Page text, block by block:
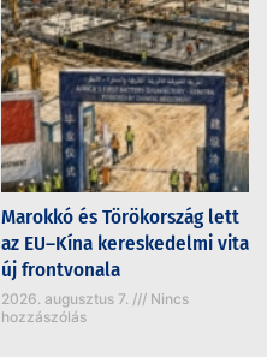
Marokkó és Törökország lett
az EU–Kína kereskedelmi vita
új frontvonala
2026. augusztus 7.
Nincs
hozzászólás